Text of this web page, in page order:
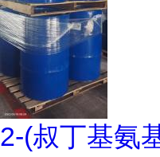
2-(叔丁基氨